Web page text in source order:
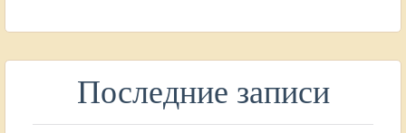
Последние записи